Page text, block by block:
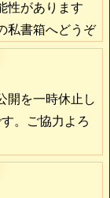
性があります
私書箱へどうぞ
開を一時休止し
。ご協力よろ